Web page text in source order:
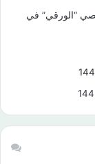
“الورقي” في